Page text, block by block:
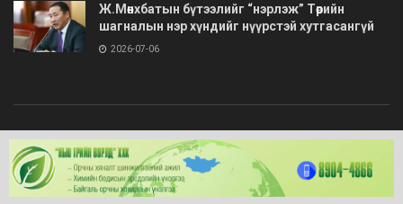
Ж.Мөнхбатын бүтээлийг “нэрлэж” Төрийн
шагналын нэр хүндийг нүүрстэй хутгасангүй
2026-07-06
© 2020 Barimt.com- Зохиогчийн эрх хуулиар хамгаалагдсан. Загварыг
ONLINE MEDIA LLC.